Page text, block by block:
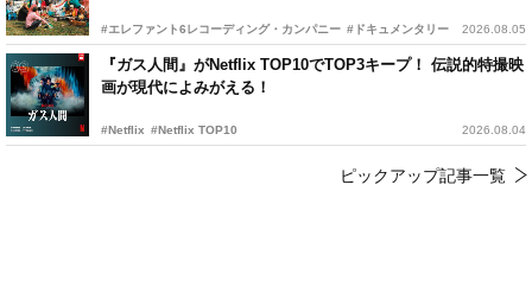
#エレファント6レコーディング・カンパニー #ドキュメンタリー 2026.08.05
『ガス人間』がNetflix TOP10でTOP3キープ！ 伝説的特撮映
画が現代によみがえる！
#Netflix #Netflix TOP10 2026.08.04
ピックアップ記事一覧